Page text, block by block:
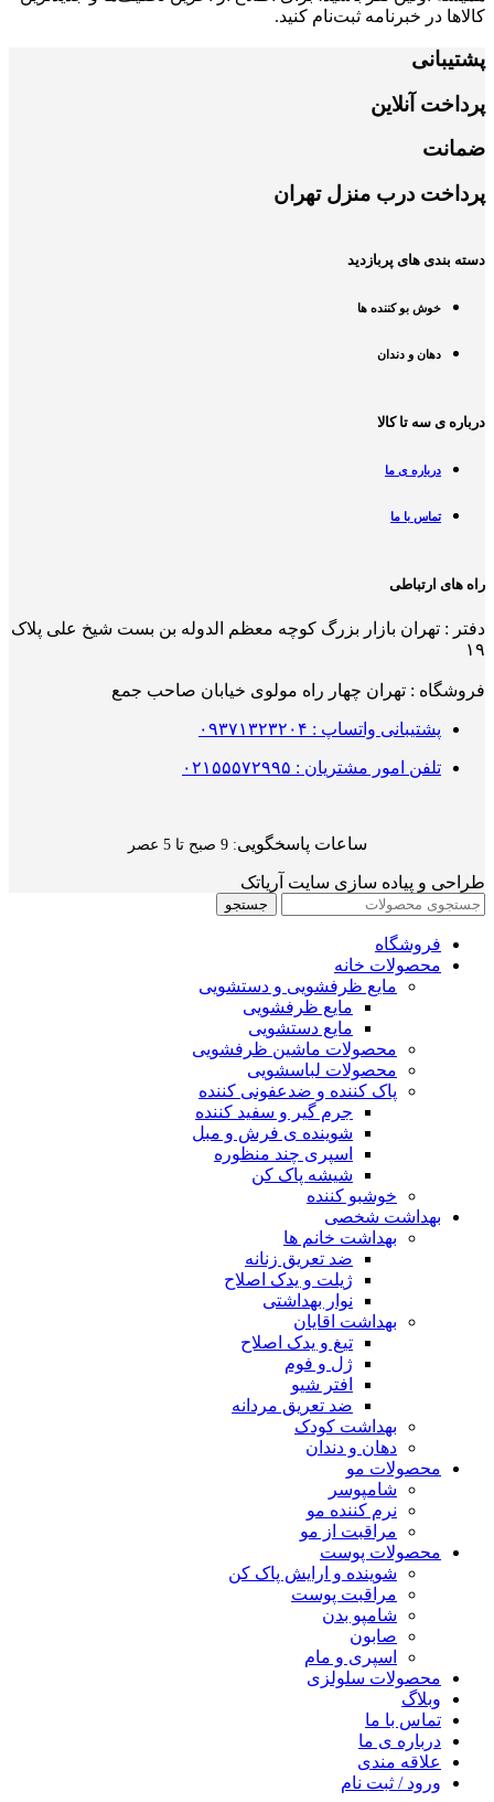
کالاها در خبرنامه ثبت‌نام کنید.
پشتیبانی
پرداخت آنلاین
ضمانت
پرداخت درب منزل تهران
دسته بندی های پربازدید
خوش بو کننده ها
دهان و دندان
درباره ی سه تا کالا
درباره ی ما
تماس با ما
راه های ارتباطی
دفتر : تهران بازار بزرگ کوچه معظم الدوله بن بست شیخ علی پلاک
۱۹
فروشگاه : تهران چهار راه مولوی خیابان صاحب جمع
پشتیبانی واتساپ : ۰۹۳۷۱۳۲۳۲۰۴
تلفن امور مشتریان : ۰۲۱۵۵۵۷۲۹۹۵
ساعات پاسخگویی: 9 صبح تا 5 عصر
طراحی و پیاده سازی سایت آریاتک
جستجو
فروشگاه
محصولات خانه
مایع ظرفشویی و دستشویی
مایع ظرفشویی
مایع دستشویی
محصولات ماشین ظرفشویی
محصولات لباسشویی
پاک کننده و ضدعفونی کننده
جرم گیر و سفید کننده
شوینده ی فرش و مبل
اسپری چند منظوره
شیشه پاک کن
خوشبو کننده
بهداشت شخصی
بهداشت خانم ها
ضد تعریق زنانه
ژیلت و یدک اصلاح
نوار بهداشتی
بهداشت اقایان
تیغ و یدک اصلاح
ژل و فوم
افتر شیو
ضد تعریق مردانه
بهداشت کودک
دهان و دندان
محصولات مو
شامپوسر
نرم کننده مو
مراقبت از مو
محصولات پوست
شوینده و ارایش پاک کن
مراقبت پوست
شامپو بدن
صابون
اسپری و مام
محصولات سلولزی
وبلاگ
تماس با ما
درباره ی ما
علاقه مندی
ورود / ثبت نام